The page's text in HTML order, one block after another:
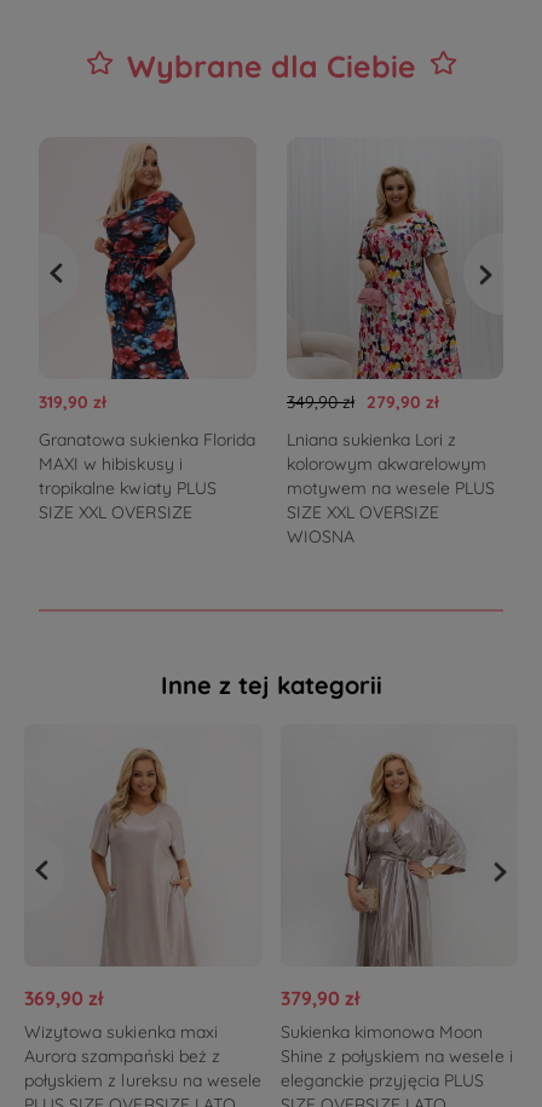
Wybrane dla Ciebie
319,90 zł
Granatowa sukienka Florida
MAXI w hibiskusy i
tropikalne kwiaty PLUS
SIZE XXL OVERSIZE
349,90 zł
279,90 zł
Lniana sukienka Lori z
kolorowym akwarelowym
motywem na wesele PLUS
SIZE XXL OVERSIZE
WIOSNA
Inne z tej kategorii
369,90 zł
Wizytowa sukienka maxi
Aurora szampański beż z
połyskiem z lureksu na wesele
379,90 zł
Sukienka kimonowa Moon
Shine z połyskiem na wesele i
eleganckie przyjęcia PLUS